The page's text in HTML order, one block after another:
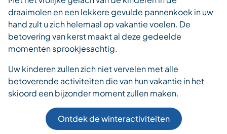
draaimolen en een lekkere gevulde pannenkoek in uw
hand zult u zich helemaal op vakantie voelen. De
betovering van kerst maakt al deze gedeelde
momenten sprookjesachtig.
Uw kinderen zullen zich niet vervelen met alle
betoverende activiteiten die van hun vakantie in het
skioord een bijzonder moment zullen maken.
Ontdek de winteractiviteiten